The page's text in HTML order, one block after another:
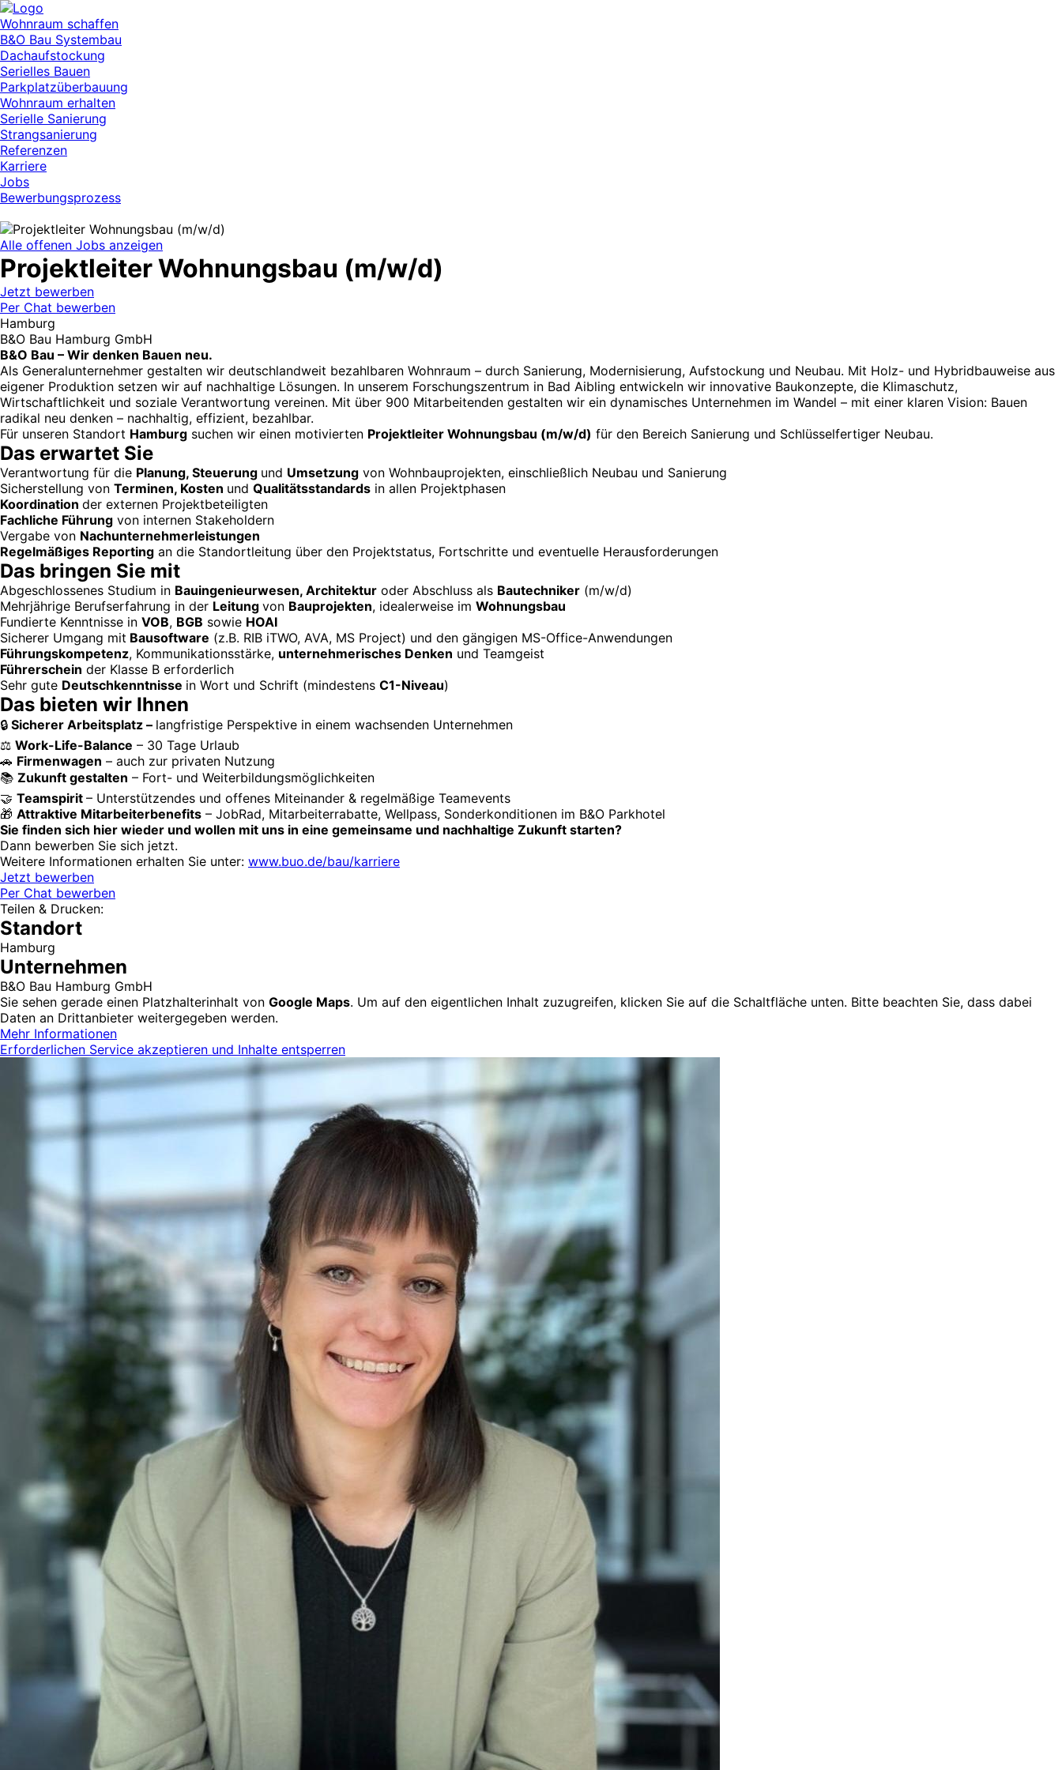
Wohnraum schaffen
B&O Bau Systembau
Dachaufstockung
Serielles Bauen
Parkplatzüberbauung
Wohnraum erhalten
Serielle Sanierung
Strangsanierung
Referenzen
Karriere
Jobs
Bewerbungsprozess
Alle offenen Jobs anzeigen
Projektleiter Wohnungsbau (m/w/d)
Jetzt bewerben
Per Chat bewerben
Hamburg
B&O Bau Hamburg GmbH
B&O Bau – Wir denken Bauen neu.
Als Generalunternehmer gestalten wir deutschlandweit bezahlbaren Wohnraum – durch Sanierung, Modernisierung, Aufstockung und Neubau. Mit Holz- und Hybridbauweise aus
eigener Produktion setzen wir auf nachhaltige Lösungen. In unserem Forschungszentrum in Bad Aibling entwickeln wir innovative Baukonzepte, die Klimaschutz,
Wirtschaftlichkeit und soziale Verantwortung vereinen. Mit über 900 Mitarbeitenden gestalten wir ein dynamisches Unternehmen im Wandel – mit einer klaren Vision: Bauen
radikal neu denken – nachhaltig, effizient, bezahlbar.
Für unseren Standort Hamburg suchen wir einen motivierten Projektleiter Wohnungsbau (m/w/d) für den Bereich Sanierung und Schlüsselfertiger Neubau.
Das erwartet Sie
Verantwortung für die Planung, Steuerung und Umsetzung von Wohnbauprojekten, einschließlich Neubau und Sanierung
Sicherstellung von Terminen, Kosten und Qualitätsstandards in allen Projektphasen
Koordination der externen Projektbeteiligten
Fachliche Führung von internen Stakeholdern
Vergabe von Nachunternehmerleistungen
Regelmäßiges Reporting an die Standortleitung über den Projektstatus, Fortschritte und eventuelle Herausforderungen
Das bringen Sie mit
Abgeschlossenes Studium in Bauingenieurwesen, Architektur oder Abschluss als Bautechniker (m/w/d)
Mehrjährige Berufserfahrung in der Leitung von Bauprojekten, idealerweise im Wohnungsbau
Fundierte Kenntnisse in VOB, BGB sowie HOAI
Sicherer Umgang mit Bausoftware (z.B. RIB iTWO, AVA, MS Project) und den gängigen MS-Office-Anwendungen
Führungskompetenz, Kommunikationsstärke, unternehmerisches Denken und Teamgeist
Führerschein der Klasse B erforderlich
Sehr gute Deutschkenntnisse in Wort und Schrift (mindestens C1-Niveau)
Das bieten wir Ihnen
🔒 Sicherer Arbeitsplatz – langfristige Perspektive in einem wachsenden Unternehmen
⚖ Work-Life-Balance – 30 Tage Urlaub
🚗 Firmenwagen – auch zur privaten Nutzung
📚 Zukunft gestalten – Fort- und Weiterbildungsmöglichkeiten
🤝 Teamspirit – Unterstützendes und offenes Miteinander & regelmäßige Teamevents
🎁 Attraktive Mitarbeiterbenefits – JobRad, Mitarbeiterrabatte, Wellpass, Sonderkonditionen im B&O Parkhotel
Sie finden sich hier wieder und wollen mit uns in eine gemeinsame und nachhaltige Zukunft starten?
Dann bewerben Sie sich jetzt.
Weitere Informationen erhalten Sie unter: www.buo.de/bau/karriere
Jetzt bewerben
Per Chat bewerben
Teilen & Drucken:
Standort
Hamburg
Unternehmen
B&O Bau Hamburg GmbH
Sie sehen gerade einen Platzhalterinhalt von Google Maps. Um auf den eigentlichen Inhalt zuzugreifen, klicken Sie auf die Schaltfläche unten. Bitte beachten Sie, dass dabei
Daten an Drittanbieter weitergegeben werden.
Mehr Informationen
Erforderlichen Service akzeptieren und Inhalte entsperren